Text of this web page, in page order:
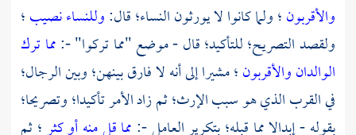
والأقربون؛ ولما كانوا لا يورثون النساء؛ قال:وللنساء نصيب؛
ولقصد التصريح؛ للتأكيد؛ قال - موضع "مما تركوا" -:مما ترك
الوالدان والأقربون؛ مشيرا إلى أنه لا فارق بينهن؛ وبين الرجال؛
في القرب الذي هو سبب الإرث؛ ثم زاد الأمر تأكيدا؛ وتصريحا؛
بقوله - إبدالا مما قبله؛ بتكرير العامل -: مما قل منه أو كثر؛ ثم